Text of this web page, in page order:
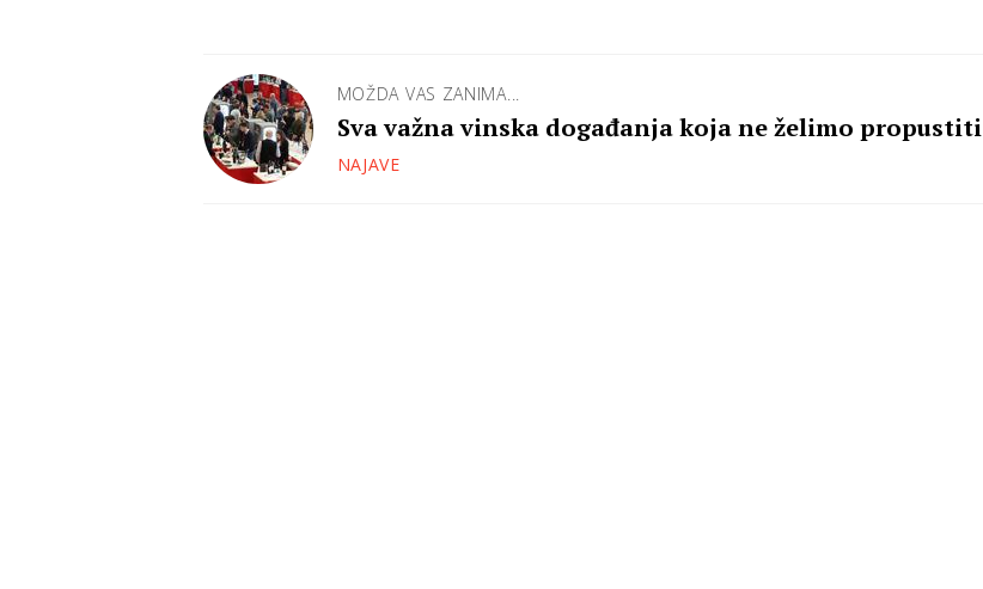
MOŽDA VAS ZANIMA...
Sva važna vinska događanja koja ne želimo propustiti
NAJAVE